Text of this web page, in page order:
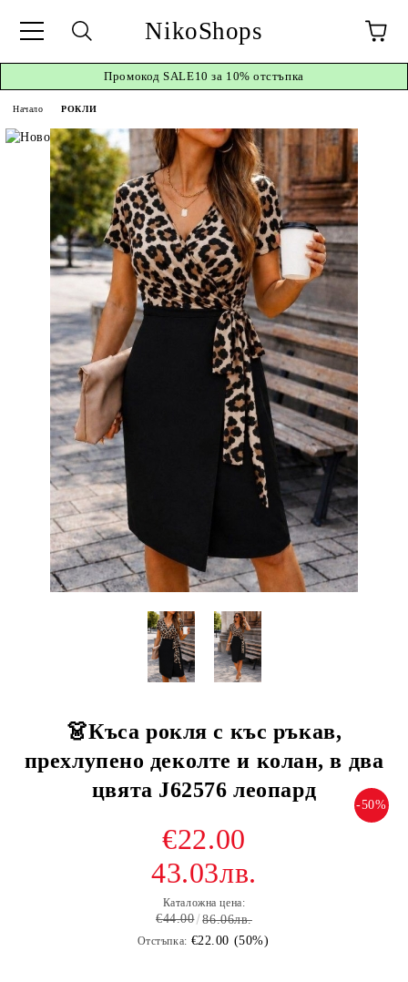
NikoShops
ПромокодSALE10 за 10% отстъпка
Начало РОКЛИ
👗Къса рокля с къс ръкав,
прехлупено деколте и колан, в два
цвята J62576 леопард
-50%
€22.00
43.03лв.
Каталожна цена:
€44.00 86.06лв.
Отстъпка: €22.00 (50%)